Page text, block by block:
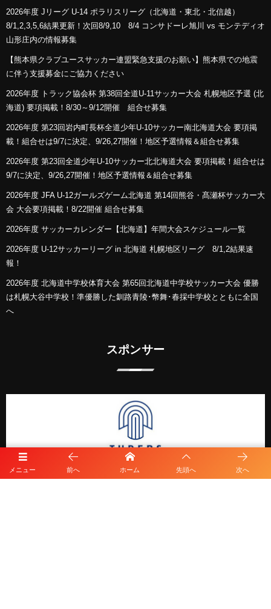
メニュー 前へ ホーム 先頭へ 次へ
2026年度 Jリーグ U-14 ポラリスリーグ（北海道・東北・北信越）
8/1,2,3,5,6結果更新！次回8/9,10 8/4 コンサドーレ旭川 vs モンテディオ
山形庄内の情報募集
【熊本県クラブユースサッカー連盟緊急支援のお願い】熊本県での地震
に伴う支援募金にご協力ください
2026年度 トラック協会杯 第38回全道U-11サッカー大会 札幌地区予選 (北
海道) 要項掲載！8/30～9/12開催 組合せ募集
2026年度 第23回岩内町長杯全道少年U-10サッカー南北海道大会 要項掲
載！組合せは9/7に決定、9/26,27開催！地区予選情報＆組合せ募集
2026年度 第23回全道少年U-10サッカー北北海道大会 要項掲載！組合せは
9/7に決定、9/26,27開催！地区予選情報＆組合せ募集
2026年度 JFA U-12ガールズゲーム北海道 第14回熊谷・髙瀬杯サッカー大
会 大会要項掲載！8/22開催 組合せ募集
2026年度 サッカーカレンダー【北海道】年間大会スケジュール一覧
2026年度 U-12サッカーリーグ in 北海道 札幌地区リーグ 8/1,2結果速
報！
2026年度 北海道中学校体育大会 第65回北海道中学校サッカー大会 優勝
は札幌大谷中学校！準優勝した釧路青陵･幣舞･春採中学校とともに全国
へ
スポンサー